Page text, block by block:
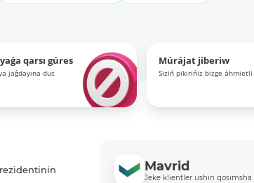
qarsı gúres
jaǵdayına dus
Múrájat jiberiw
Siziń pikirińiz bizge áhmietli
Mavrid
Jeke klientler ushın qosımsha